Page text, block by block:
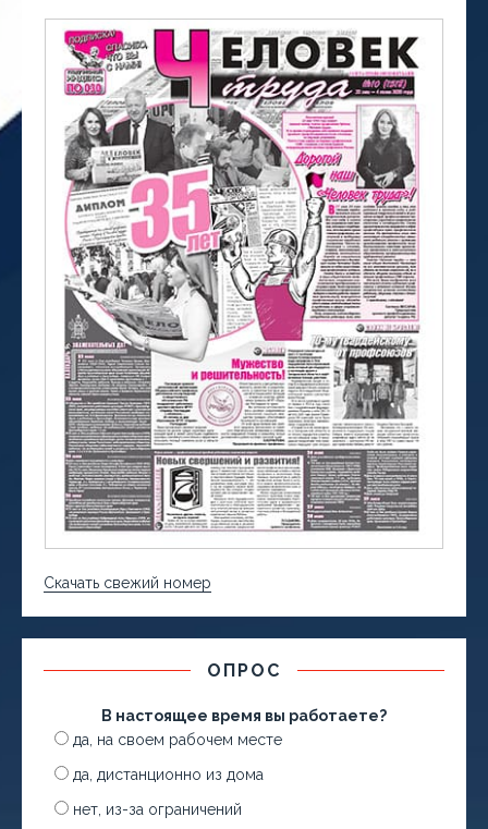
Скачать свежий номер
ОПРОС
В настоящее время вы работаете?
да, на своем рабочем месте
да, дистанционно из дома
нет, из-за ограничений